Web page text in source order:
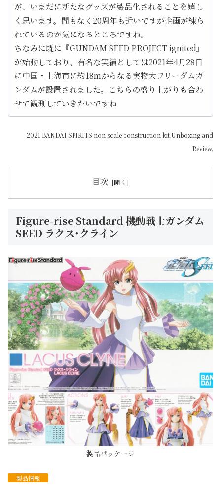
が、いまだに新たなグッズが製品化されることを嬉し
く思います。間もなく20周年も近いですが企画が練ら
れているのか気になるところですね。
ちなみに既に『GUNDAM SEED PROJECT ignited』
が始動しており、有名な実績としては2021年4月28日
に中国・上海市に約18mからなる実物大フリーダムガ
ンダムが設置されました。こちらの盛り上がりも合わ
せて観測していきたいですね
2021 BANDAI SPIRITS non scale construction kit,Unboxing and
Review.
目次
Figure-rise Standard 機動戦士ガンダム
SEED ラクス･クライン
製品パッケージ
製品情報